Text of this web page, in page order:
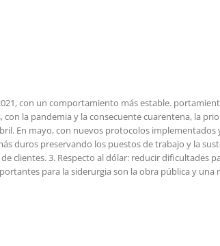
con un comportamiento más estable.
la pandemia y la consecuente cuarentena, la
En mayo, con nuevos protocolos implementados
duros preservando los puestos de trabajo y la
clientes. 3. Respecto al dólar: reducir dificultades
para la siderurgia son la obra pública y una